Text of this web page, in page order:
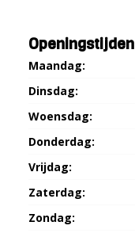
Openingstijden
Maandag:
Dinsdag:
Woensdag:
Donderdag:
Vrijdag:
Zaterdag:
Zondag: